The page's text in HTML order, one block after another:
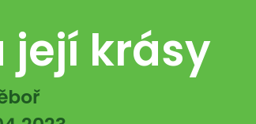
její krásy